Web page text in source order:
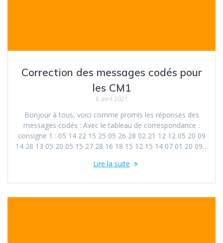
Correction des messages codés pour
les CM1
8 avril 2021
Bonjour à tous, voici comme promis les réponses des
messages codés : Avec le tableau de correspondance :
consigne 1 : 05 14 22 15 25 05 26 28 02 21 12 12 05 20 09
14 28 13 05 20 05 15 27 28 16 18 15 12 15 14 07 01 20 09…
Lire la suite